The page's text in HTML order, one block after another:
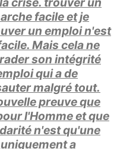
facile et je
un emploi n'est
Mais cela ne
son intégrité
qui a de
malgré tout.
preuve que
l'Homme et que
n'est qu'une
a